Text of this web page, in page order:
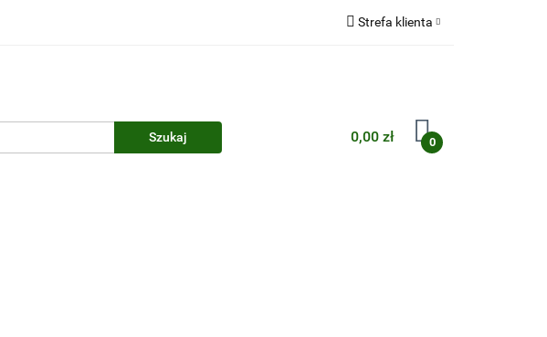
Strefa klienta
Dodaj zgłoszenie
Zgody cookies
0,00 zł 0